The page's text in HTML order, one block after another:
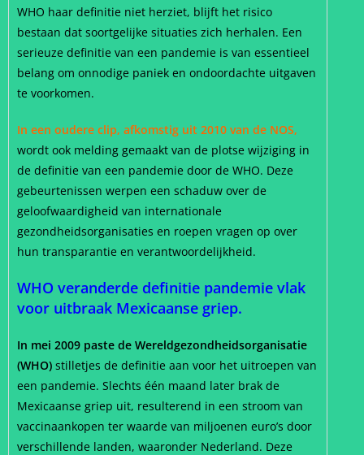
WHO haar definitie niet herziet, blijft het risico
bestaan dat soortgelijke situaties zich herhalen. Een
serieuze definitie van een pandemie is van essentieel
belang om onnodige paniek en ondoordachte uitgaven
te voorkomen.
In een oudere clip, afkomstig uit 2010 van de NOS,
wordt ook melding gemaakt van de plotse wijziging in
de definitie van een pandemie door de WHO. Deze
gebeurtenissen werpen een schaduw over de
geloofwaardigheid van internationale
gezondheidsorganisaties en roepen vragen op over
hun transparantie en verantwoordelijkheid.
WHO veranderde definitie pandemie vlak
voor uitbraak Mexicaanse griep.
In mei 2009 paste de Wereldgezondheidsorganisatie
(WHO) stilletjes de definitie aan voor het uitroepen van
een pandemie. Slechts één maand later brak de
Mexicaanse griep uit, resulterend in een stroom van
vaccinaankopen ter waarde van miljoenen euro’s door
verschillende landen, waaronder Nederland. Deze